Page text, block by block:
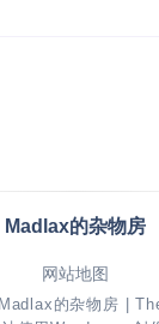
Madlax的杂物房
网站地图
Madlax的杂物房 |